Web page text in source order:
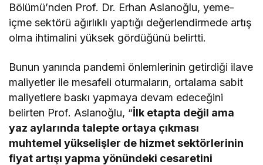
Bölümü’nden Prof. Dr. Erhan Aslanoğlu, yeme-
içme sektörü ağırlıklı yaptığı değerlendirmede artış
olma ihtimalini yüksek gördüğünü belirtti.
Bunun yanında pandemi önlemlerinin getirdiği ilave
maliyetler ile mesafeli oturmaların, ortalama sabit
maliyetlere baskı yapmaya devam edeceğini
belirten Prof. Aslanoğlu, “İlk etapta değil ama
yaz aylarında talepte ortaya çıkması
muhtemel yükselişler de hizmet sektörlerinin
fiyat artışı yapma yönündeki cesaretini